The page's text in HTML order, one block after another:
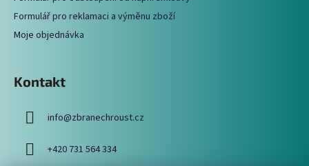
Formulář pro reklamaci a výměnu zboží
Moje objednávka
Kontakt
info@zbranechroust.cz
+420 731 564 334